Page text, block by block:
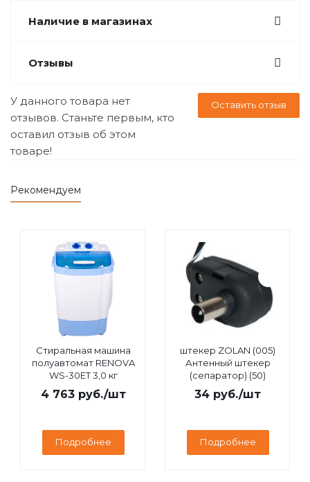
Наличие в магазинах
Отзывы
Оставить отзыв
У данного товара нет
отзывов. Станьте первым, кто
оставил отзыв об этом
товаре!
Рекомендуем
Стиральная машина
полуавтомат RENOVA
WS-30ET 3,0 кг
4 763руб./шт
Подробнее
штекер ZOLAN (005)
Антенный штекер
(сепаратор) (50)
34 руб./шт
Подробнее